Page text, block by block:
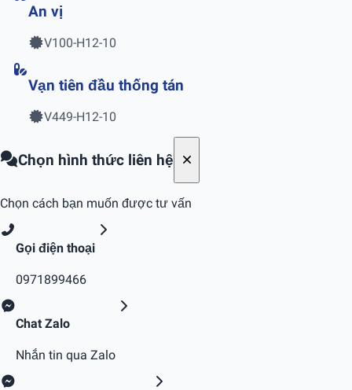
An vị
V100-H12-10
Vạn tiên đầu thống tán
V449-H12-10
Chọn hình thức liên hệ
Chọn cách bạn muốn được tư vấn
Gọi điện thoại
0971899466
Chat Zalo
Nhắn tin qua Zalo